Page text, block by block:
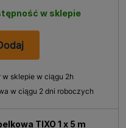
w sklepie
w sklepie w ciągu 2h
w ciągu 2 dni roboczych
TIXO 1 x 5 m